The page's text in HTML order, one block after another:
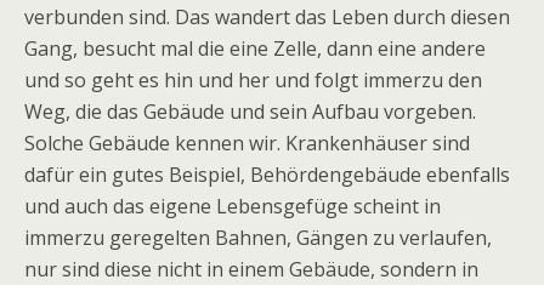
verbunden sind. Das wandert das Leben durch diesen
Gang, besucht mal die eine Zelle, dann eine andere
und so geht es hin und her und folgt immerzu den
Weg, die das Gebäude und sein Aufbau vorgeben.
Solche Gebäude kennen wir. Krankenhäuser sind
dafür ein gutes Beispiel, Behördengebäude ebenfalls
und auch das eigene Lebensgefüge scheint in
immerzu geregelten Bahnen, Gängen zu verlaufen,
nur sind diese nicht in einem Gebäude, sondern in